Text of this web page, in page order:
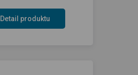
Detail produktu